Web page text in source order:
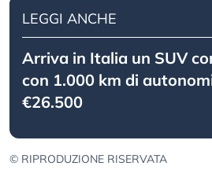
LEGGI ANCHE
Arriva in Italia un SUV
con 1.000 km di
€26.500
© RIPRODUZIONE RISERVATA